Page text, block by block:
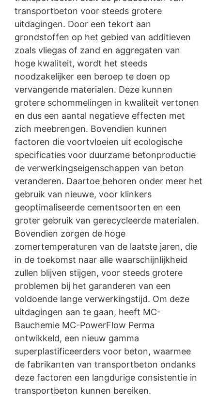
transportbeton voor steeds grotere
uitdagingen. Door een tekort aan
grondstoffen op het gebied van additieven
zoals vliegas of zand en aggregaten van
hoge kwaliteit, wordt het steeds
noodzakelijker een beroep te doen op
vervangende materialen. Deze kunnen
grotere schommelingen in kwaliteit vertonen
en dus een aantal negatieve effecten met
zich meebrengen. Bovendien kunnen
factoren die voortvloeien uit ecologische
specificaties voor duurzame betonproductie
de verwerkingseigenschappen van beton
veranderen. Daartoe behoren onder meer het
gebruik van nieuwe, voor klinkers
geoptimaliseerde cementsoorten en een
groter gebruik van gerecycleerde materialen.
Bovendien zorgen de hoge
zomertemperaturen van de laatste jaren, die
in de toekomst naar alle waarschijnlijkheid
zullen blijven stijgen, voor steeds grotere
problemen bij het garanderen van een
voldoende lange verwerkingstijd. Om deze
uitdagingen aan te gaan, heeft MC-
Bauchemie MC-PowerFlow Perma
ontwikkeld, een nieuw gamma
superplastificeerders voor beton, waarmee
de fabrikanten van transportbeton ondanks
deze factoren een langdurige consistentie in
transportbeton kunnen bereiken.
Daarvoor is bijv. een informele mededeling via e-mail
aan ons voldoende. De rechtmatigheid van de reeds
uitgevoerde processen betreffende
gegevensverwerking tot aan de herroeping blijft door
de herroeping onverminderd van kracht.
Recht van bezwaar bij de verantwoordelijke
toezichthouder
Bij wettelijke overtredingen van de Verordening
betreffende gegevensbescherming heeft de
betrokkene een recht van bezwaar bij de
verantwoordelijke toezichthouder. De bevoegde
gegevensbeschermingsautoriteit met betrekking tot
vragen over gegevensbescherming is
Landesbeauftragte für Datenschutz und
Informationsfreiheit NRW (verantwoordelijke voor
gegevensbescherming), Düsseldorf, Duitsland.
U hebt het recht om gegevens die wij op basis van uw
toestemming of voor de nakoming van een
overeenkomst geautomatiseerd verwerken, aan uzelf of
aan een externe partij in een gangbare,
machineleesbare indeling te laten overhandigen. Indien
u de directe overdracht van de gegevens aan een
andere verantwoordelijke verzoekt, gebeurt dit alleen
voor zover dat technisch haalbaar is.
Recht op informatie, corrigeren, wissen, blokkeren
Conform Art. 15 AVG heeft u jegens MC-Bouwchemie te
allen tijde het recht om te verzoeken om uitgebreide
verstrekking van informatie over de gegevens die over
u zijn opgeslagen. Conform Art. 17 AVG kunt u te allen
tijde het corrigeren, wissen en blokkeren van individuele
persoonsgegevens van ons eisen.